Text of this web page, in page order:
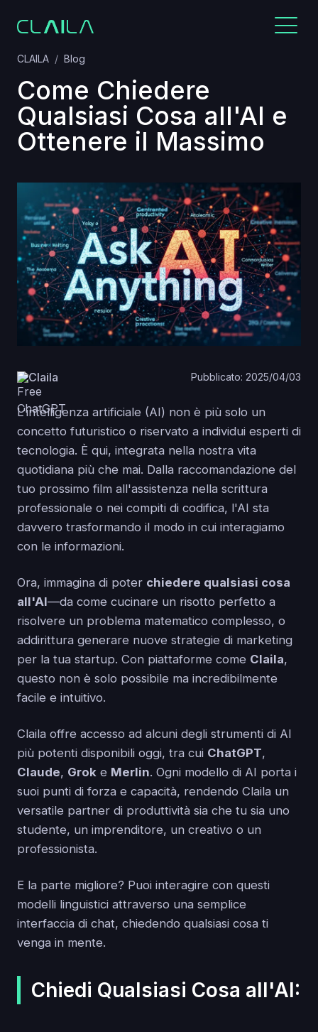
CLAILA Blog
Come Chiedere
Qualsiasi Cosa all'AI e
Ottenere il Massimo
Claila Pubblicato: 2025/04/03
L'intelligenza artificiale (AI) non è più solo un
concetto futuristico o riservato a individui esperti di
tecnologia. È qui, integrata nella nostra vita
quotidiana più che mai. Dalla raccomandazione del
tuo prossimo film all'assistenza nella scrittura
professionale o nei compiti di codifica, l'AI sta
davvero trasformando il modo in cui interagiamo
con le informazioni.
Ora, immagina di poter chiedere qualsiasi cosa
all'AI—da come cucinare un risotto perfetto a
risolvere un problema matematico complesso, o
addirittura generare nuove strategie di marketing
per la tua startup. Con piattaforme come Claila,
questo non è solo possibile ma incredibilmente
facile e intuitivo.
Claila offre accesso ad alcuni degli strumenti di AI
più potenti disponibili oggi, tra cui ChatGPT,
Claude, Grok e Merlin. Ogni modello di AI porta i
suoi punti di forza e capacità, rendendo Claila un
versatile partner di produttività sia che tu sia uno
studente, un imprenditore, un creativo o un
professionista.
E la parte migliore? Puoi interagire con questi
modelli linguistici attraverso una semplice
interfaccia di chat, chiedendo qualsiasi cosa ti
venga in mente.
Chiedi Qualsiasi Cosa all'AI: